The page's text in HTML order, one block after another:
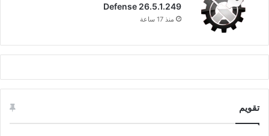
Defense 26.5.1.249
منذ 17 ساعة
تقويم